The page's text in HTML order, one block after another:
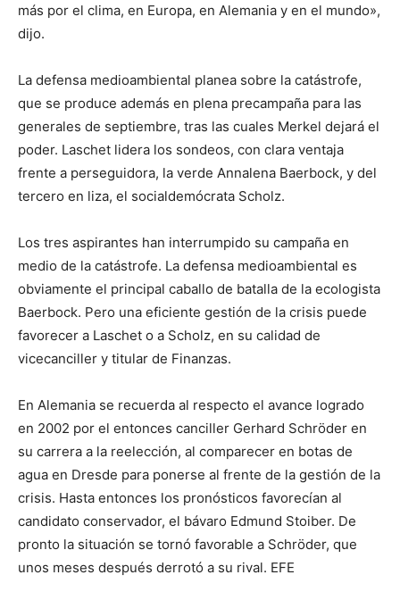
más por el clima, en Europa, en Alemania y en el mundo»,
dijo.
La defensa medioambiental planea sobre la catástrofe,
que se produce además en plena precampaña para las
generales de septiembre, tras las cuales Merkel dejará el
poder. Laschet lidera los sondeos, con clara ventaja
frente a perseguidora, la verde Annalena Baerbock, y del
tercero en liza, el socialdemócrata Scholz.
Los tres aspirantes han interrumpido su campaña en
medio de la catástrofe. La defensa medioambiental es
obviamente el principal caballo de batalla de la ecologista
Baerbock. Pero una eficiente gestión de la crisis puede
favorecer a Laschet o a Scholz, en su calidad de
vicecanciller y titular de Finanzas.
En Alemania se recuerda al respecto el avance logrado
en 2002 por el entonces canciller Gerhard Schröder en
su carrera a la reelección, al comparecer en botas de
agua en Dresde para ponerse al frente de la gestión de la
crisis. Hasta entonces los pronósticos favorecían al
candidato conservador, el bávaro Edmund Stoiber. De
pronto la situación se tornó favorable a Schröder, que
unos meses después derrotó a su rival. EFE